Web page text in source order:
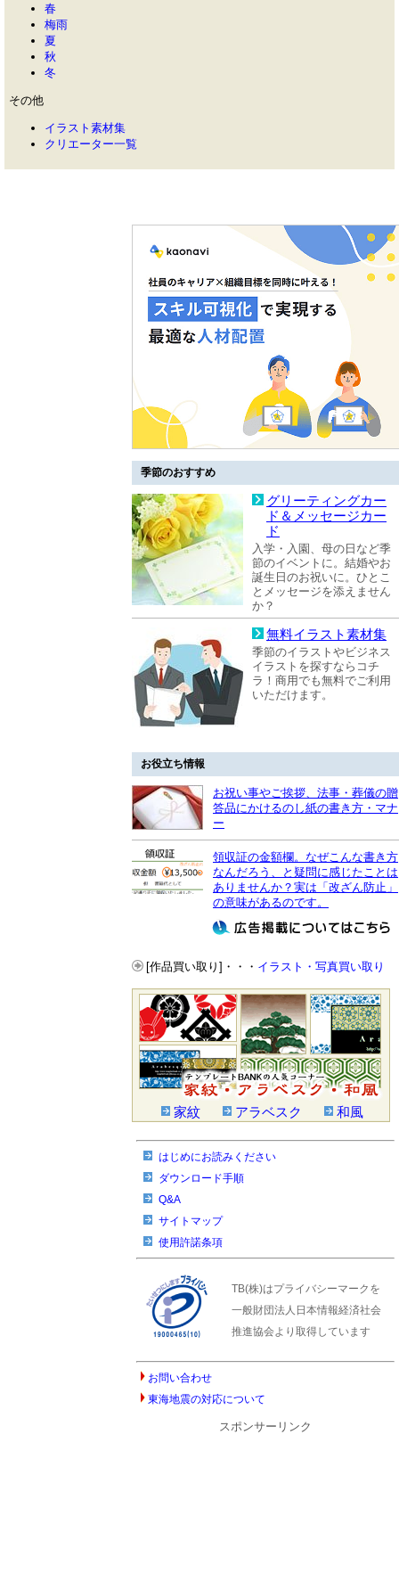
春
梅雨
夏
秋
冬
その他
イラスト素材集
クリエーター一覧
季節のおすすめ
グリーティングカー
ド＆メッセージカー
ド
入学・入園、母の日など季
節のイベントに。結婚やお
誕生日のお祝いに。ひとこ
とメッセージを添えません
か？
無料イラスト素材集
季節のイラストやビジネス
イラストを探すならコチ
ラ！商用でも無料でご利用
いただけます。
お役立ち情報
お祝い事やご挨拶、法事・葬儀の贈
答品にかけるのし紙の書き方・マナ
ー
領収証の金額欄。なぜこんな書き方
なんだろう、と疑問に感じたことは
ありませんか？実は「改ざん防止」
の意味があるのです。
[作品買い取り]・・・ イラスト・写真買い取り
家紋 アラベスク 和風
はじめにお読みください
ダウンロード手順
Q&A
サイトマップ
使用許諾条項
TB(株)はプライバシーマークを
一般財団法人日本情報経済社会
推進協会より取得しています
お問い合わせ
東海地震の対応について
スポンサーリンク